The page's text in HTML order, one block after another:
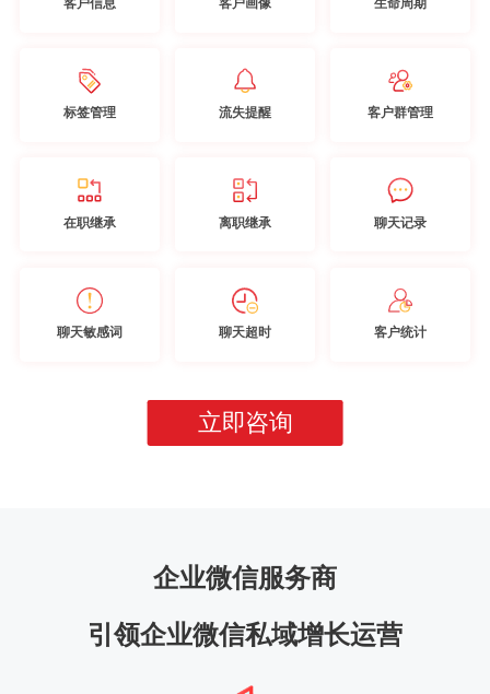
标签管理 流失提醒 客户群管理
在职继承 离职继承 聊天记录
聊天敏感词 聊天超时 客户统计
立即咨询
企业微信服务商
引领企业微信私域增长运营